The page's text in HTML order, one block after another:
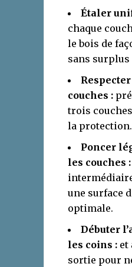
Étaler
chaque
le bois de
sans surplus
couches :
trois
la protection.
Poncer
les couches :
une surface
optimale.
Débuter
les coins : et
sortie pour